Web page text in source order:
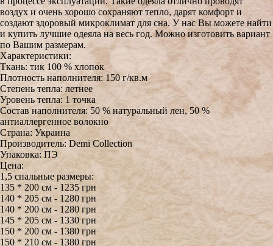
воздух и очень хорошо сохраняют тепло, дарят комфорт и
создают здоровый микроклимат для сна. У нас Вы можете найти
и купить лучшие одеяла на весь год. Можно изготовить вариант
по Вашим размерам.
Характеристики:
Ткань: тик 100 % хлопок
Плотность наполнителя: 150 г/кв.м
Степень тепла: летнее
Уровень тепла: 1 точка
Состав наполнителя: 50 % натуральный лен, 50 %
антиаллергенное волокно
Страна: Украина
Производитель: Demi Collection
Упаковка: ПЭ
Цена:
1,5 спальные размеры:
135 * 200 см - 1235 грн
140 * 205 см - 1280 грн
140 * 200 см - 1280 грн
145 * 205 см - 1330 грн
150 * 200 см - 1380 грн
150 * 210 см - 1380 грн